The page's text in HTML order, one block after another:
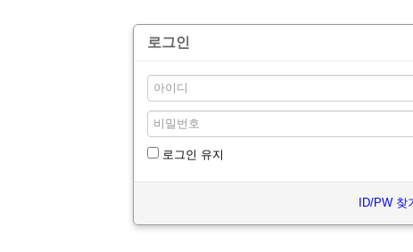
로그인
로그인 유지
ID/PW 찾